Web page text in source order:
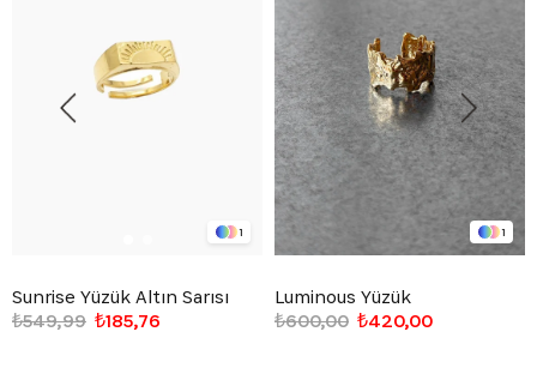
1
Sunrise Yüzük Altın Sarısı
₺185,76
₺549,99
1
Luminous Yüzük
₺420,00
₺600,00